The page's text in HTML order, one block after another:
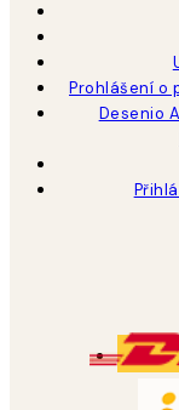
Prohlášení o
Desenio